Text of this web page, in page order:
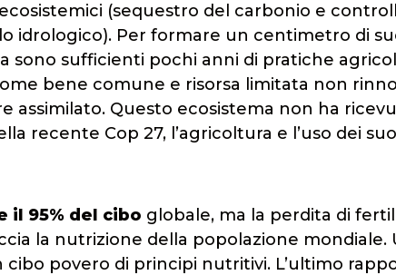
(sequestro del carbonio e
idrologico). Per formare un centimetro di
sono sufficienti pochi anni di pratiche
bene comune e risorsa limitata non
assimilato. Questo ecosistema non ha
recente Cop 27, l’agricoltura e l’uso dei
il 95% del cibo globale, ma la perdita di
la nutrizione della popolazione mondiale.
povero di principi nutritivi. L’ultimo